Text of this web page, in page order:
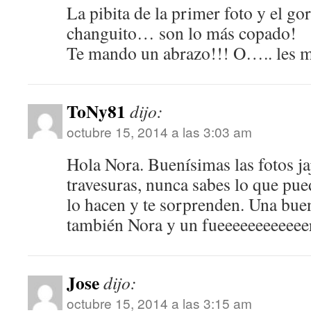
La pibita de la primer foto y el
changuito… son lo más copado!
Te mando un abrazo!!! O….. les
ToNy81 dijo:
octubre 15, 2014 a las 3:03 am
Hola Nora. Buenísimas las fotos
travesuras, nunca sabes lo que
lo hacen y te sorprenden. Una
también Nora y un
Josedijo:
octubre 15, 2014 a las 3:15 am